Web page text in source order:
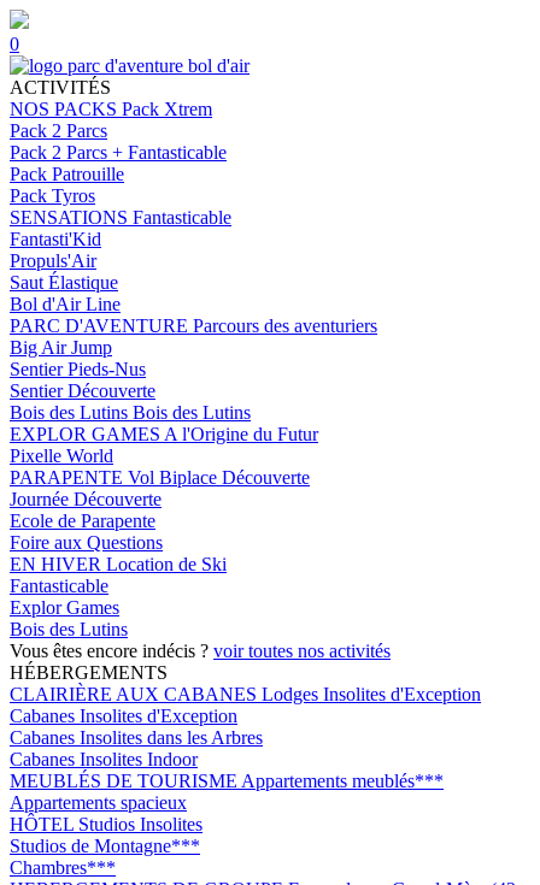
0
ACTIVITÉS
NOS PACKS Pack Xtrem
Pack 2 Parcs
Pack 2 Parcs + Fantasticable
Pack Patrouille
Pack Tyros
SENSATIONS Fantasticable
Fantasti'Kid
Propuls'Air
Saut Élastique
Bol d'Air Line
PARC D'AVENTURE Parcours des aventuriers
Big Air Jump
Sentier Pieds-Nus
Sentier Découverte
Bois des Lutins Bois des Lutins
EXPLOR GAMES A l'Origine du Futur
Pixelle World
PARAPENTE Vol Biplace Découverte
Journée Découverte
Ecole de Parapente
Foire aux Questions
EN HIVER Location de Ski
Fantasticable
Explor Games
Bois des Lutins
Vous êtes encore indécis ? voir toutes nos activités
HÉBERGEMENTS
CLAIRIÈRE AUX CABANES Lodges Insolites d'Exception
Cabanes Insolites d'Exception
Cabanes Insolites dans les Arbres
Cabanes Insolites Indoor
MEUBLÉS DE TOURISME Appartements meublés***
Appartements spacieux
HÔTEL Studios Insolites
Studios de Montagne***
Chambres***